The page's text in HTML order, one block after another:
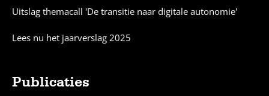
Uitslag themacall 'De transitie naar digitale autonomie'
Lees nu het jaarverslag 2025
Publicaties